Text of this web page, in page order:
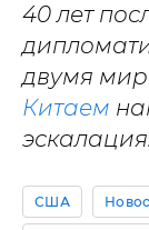
40 лет
двумя
Китаем
эскалация.
США